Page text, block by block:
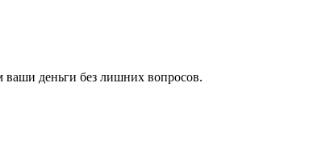
ваши деньги без лишних вопросов.